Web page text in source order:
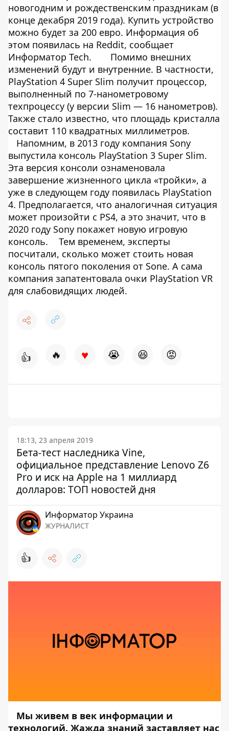
новогодним и рождественским праздникам (в
конце декабря 2019 года). Купить устройство
можно будет за 200 евро. Информация об
этом появилась на Reddit, сообщает
Информатор Tech.
Помимо внешних
изменений будут и внутренние. В частности,
PlayStation 4 Super Slim получит процессор,
выполненный по 7-нанометровому
техпроцессу (у версии Slim — 16 нанометров).
Также стало известно, что площадь кристалла
составит 110 квадратных миллиметров.
Напомним, в 2013 году компания Sony
выпустила консоль PlayStation 3 Super Slim.
Эта версия консоли ознаменовала
завершение жизненного цикла «тройки», а
уже в следующем году появилась PlayStation
4. Предполагается, что аналогичная ситуация
может произойти с PS4, а это значит, что в
2020 году Sony покажет новую игровую
консоль.
Тем временем, эксперты
посчитали, сколько может стоить новая
консоль пятого поколения от Sone. А сама
компания запатентовала очки PlayStation VR
для слабовидящих людей.
👍 🔥 ♥ 😭 😆 😡
18:13, 23 апреля 2019
Бета-тест наследника Vine,
официальное представление Lenovo Z6
Pro и иск на Apple на 1 миллиард
долларов: ТОП новостей дня
Информатор Украина
ЖУРНАЛИСТ
👍
Мы живем в век информации и
технологий. Жажда знаний заставляет нас